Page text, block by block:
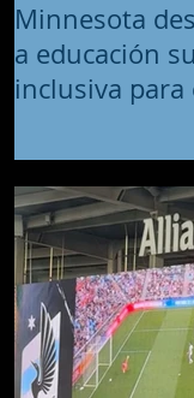
Minnesota
a educación
inclusiva
intelectuales